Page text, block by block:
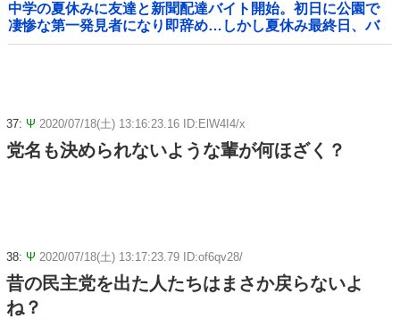
中学の夏休みに友達と新聞配達バイト開始。初日に公園で
凄惨な第一発見者になり即辞め…しかし夏休み最終日、バ
イトを続けた友人の身に起きた「更なる悲劇」←このバイ
37: Ψ 2020/07/18(土) 13:16:23.16 ID:ElW4I4/x
党名も決められないような輩が何ほざく？
38: Ψ 2020/07/18(土) 13:17:23.79 ID:of6qv28/
昔の民主党を出た人たちはまさか戻らないよ
ね？